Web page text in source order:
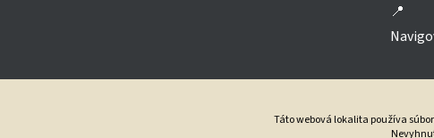
Táto webová lokalita používa
📍